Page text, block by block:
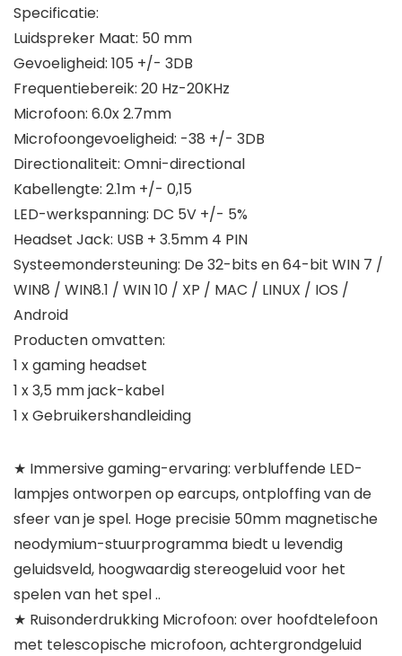
Specificatie:
Luidspreker Maat: 50 mm
Gevoeligheid: 105 +/- 3DB
Frequentiebereik: 20 Hz-20KHz
Microfoon: 6.0x 2.7mm
Microfoongevoeligheid: -38 +/- 3DB
Directionaliteit: Omni-directional
Kabellengte: 2.1m +/- 0,15
LED-werkspanning: DC 5V +/- 5%
Headset Jack: USB + 3.5mm 4 PIN
Systeemondersteuning: De 32-bits en 64-bit WIN 7 /
WIN8 / WIN8.1 / WIN 10 / XP / MAC / LINUX / IOS /
Android
Producten omvatten:
1 x gaming headset
1 x 3,5 mm jack-kabel
1 x Gebruikershandleiding
★ Immersive gaming-ervaring: verbluffende LED-
lampjes ontworpen op earcups, ontploffing van de
sfeer van je spel. Hoge precisie 50mm magnetische
neodymium-stuurprogramma biedt u levendig
geluidsveld, hoogwaardig stereogeluid voor het
spelen van het spel ..
★ Ruisonderdrukking Microfoon: over hoofdtelefoon
met telescopische microfoon, achtergrondgeluid